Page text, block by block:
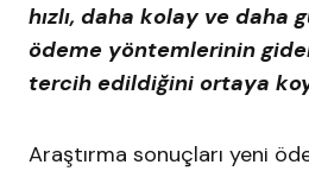
hızlı, daha kolay ve daha
ödeme yöntemlerinin
tercih edildiğini ortaya
Araştırma sonuçları yeni